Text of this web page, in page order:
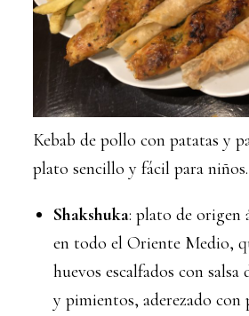
Kebab de pollo con patatas y
plato sencillo y fácil para niños.
Shakshuka: plato de origen
en todo el Oriente Medio,
huevos escalfados con
y pimientos, aderezado